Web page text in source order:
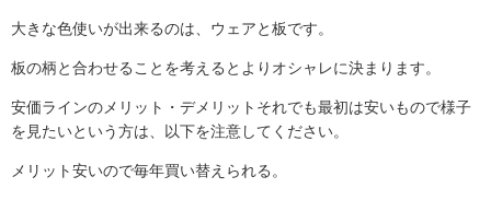
大きな色使いが出来るのは、ウェアと板です。
板の柄と合わせることを考えるとよりオシャレに決まります。
安価ラインのメリット・デメリットそれでも最初は安いもので様子
を見たいという方は、以下を注意してください。
メリット安いので毎年買い替えられる。